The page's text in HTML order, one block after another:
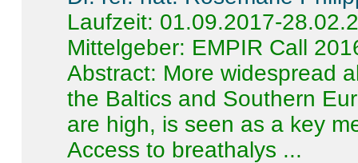
Laufzeit: 01.09.2017-
Mittelgeber: EMPIR Call
Abstract: More widespread
the Baltics and Southern
are high, is seen as a key
Access to breathalys ...